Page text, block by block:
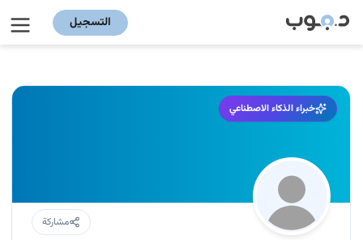
التسجيل
خبراء الذكاء الاصطناعي
مشاركة